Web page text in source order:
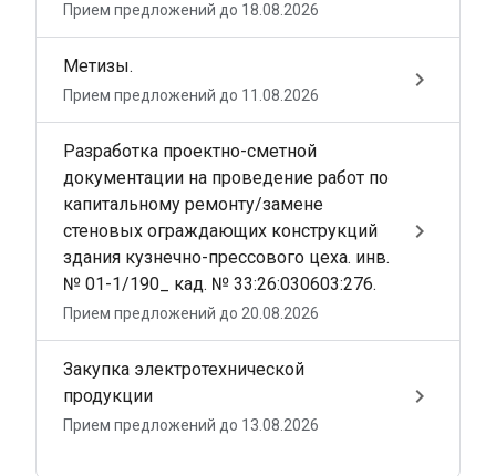
Прием предложений до 18.08.2026
Метизы.
Прием предложений до 11.08.2026
keyboard_arrow_right
Разработка проектно-сметной
документации на проведение работ по
капитальному ремонту/замене
стеновых ограждающих конструкций
здания кузнечно-прессового цеха. инв.
№ 01-1/190_ кад. № 33:26:030603:276.
Прием предложений до 20.08.2026
keyboard_arrow_right
Закупка электротехнической
продукции
Прием предложений до 13.08.2026
keyboard_arrow_right